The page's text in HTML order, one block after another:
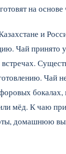
на основе
и
Чай принято
Чай
бокалах,
мёд. К чаю
домашнюю